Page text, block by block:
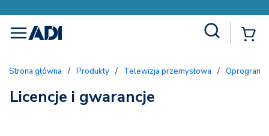
menu
Strona główna / Produkty / Telewizja przemysłowa /
Licencje i gwarancje